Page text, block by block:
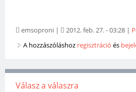
emsoproni | 2012. feb. 27. - 03:28 |
A hozzászóláshoz regisztráció és
Válasz a válaszra